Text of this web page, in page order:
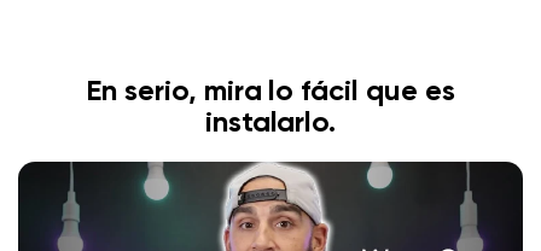
En serio, mira lo fácil que es
instalarlo.